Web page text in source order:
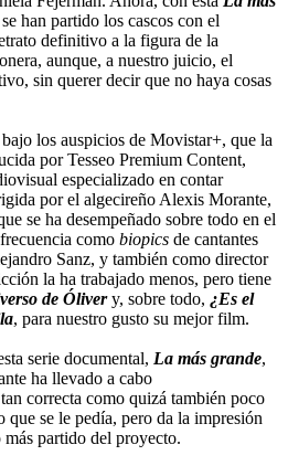
han partido los cascos con el
definitivo a la figura de la
aunque, a nuestro juicio, el
sin querer decir que no haya cosas
los auspicios de Movistar+, que la
por Tesseo Premium Content,
especializado en contar
por el algecireño Alexis Morante,
se ha desempeñado sobre todo en el
como biopics de cantantes
Sanz, y también como director
la ha trabajado menos, pero tiene
de Ólivery, sobre todo, ¿Es el
, para nuestro gusto su mejor film.
serie documental, La más grande,
ha llevado a cabo
correcta como quizá también poco
que se le pedía, pero da la impresión
más partido del proyecto.